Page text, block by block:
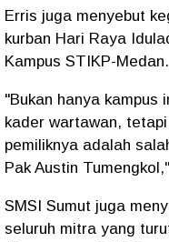
Erris juga menyebut
kurban Hari Raya
Kampus STIKP-Medan.
"Bukan hanya kampus
kader wartawan,
pemiliknya adalah
Pak Austin
SMSI Sumut juga
seluruh mitra yang